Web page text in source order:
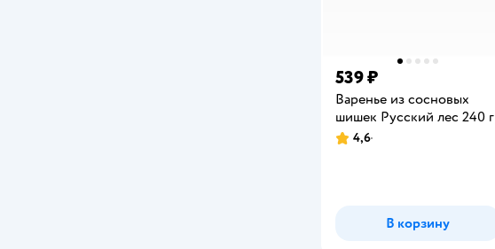
539 ₽
Варенье из сосновых
шишек Русский лес 240 г
Рейтинг:
4,6
В корзину